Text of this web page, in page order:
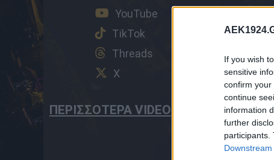
If you wish
sensitive
confirm your
continue
information
further
participants.
YouTube
TikTok
Threads
X
ΠΕΡΙΣΣΟΤΕΡΑ VIDEO